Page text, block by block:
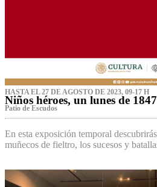
HASTA EL 27 DE AGOSTO DE 2023, 09-17 H
Niños héroes, un lunes de 1847
Patio de Escudos
En esta exposición temporal
muñecos de fieltro, los sucesos y